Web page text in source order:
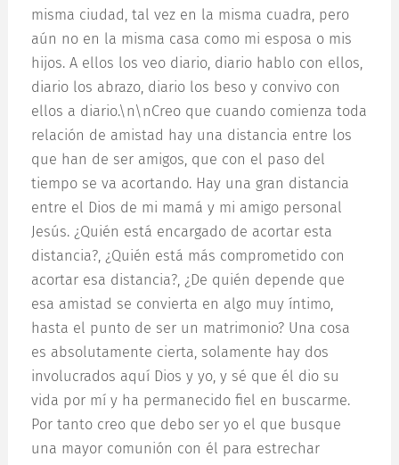
misma ciudad, tal vez en la misma cuadra, pero
aún no en la misma casa como mi esposa o mis
hijos. A ellos los veo diario, diario hablo con ellos,
diario los abrazo, diario los beso y convivo con
ellos a diario.\n\nCreo que cuando comienza toda
relación de amistad hay una distancia entre los
que han de ser amigos, que con el paso del
tiempo se va acortando. Hay una gran distancia
entre el Dios de mi mamá y mi amigo personal
Jesús. ¿Quién está encargado de acortar esta
distancia?, ¿Quién está más comprometido con
acortar esa distancia?, ¿De quién depende que
esa amistad se convierta en algo muy íntimo,
hasta el punto de ser un matrimonio? Una cosa
es absolutamente cierta, solamente hay dos
involucrados aquí Dios y yo, y sé que él dio su
vida por mí y ha permanecido fiel en buscarme.
Por tanto creo que debo ser yo el que busque
una mayor comunión con él para estrechar